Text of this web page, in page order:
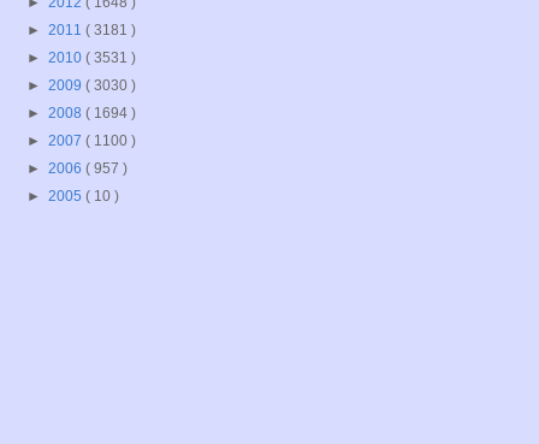
► 2011 ( 3181 )
► 2010 ( 3531 )
► 2009 ( 3030 )
► 2008 ( 1694 )
► 2007 ( 1100 )
► 2006 ( 957 )
► 2005 ( 10 )